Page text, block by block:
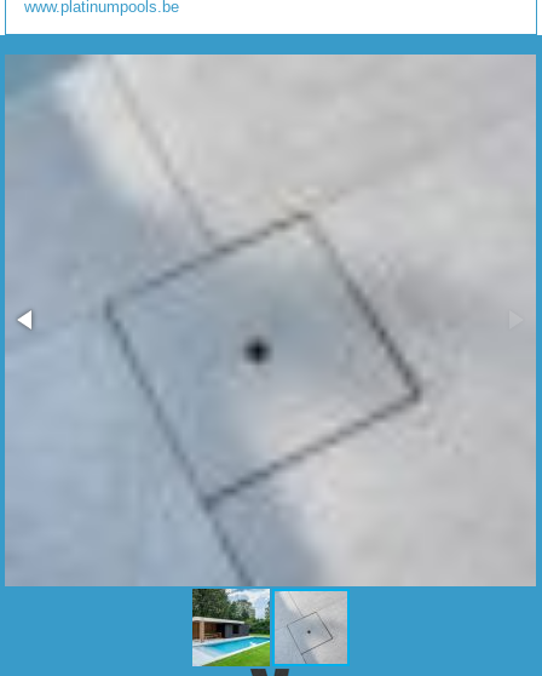
www.platinumpools.be